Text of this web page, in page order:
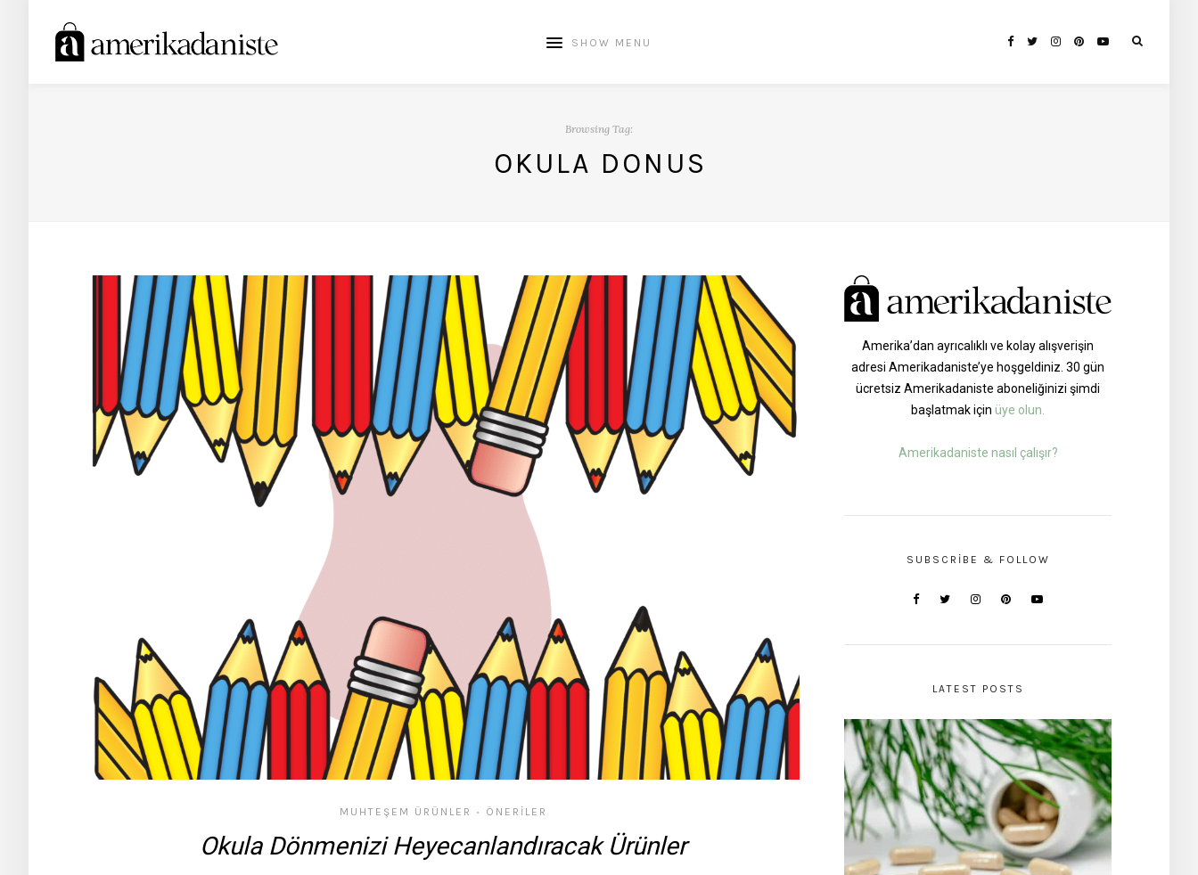
SHOW MENU
Browsing Tag:
OKULA DONUS
MUHTEŞEM ÜRÜNLER • ÖNERILER
Okula Dönmenizi Heyecanlandıracak Ürünler
Amerika’dan ayrıcalıklı ve kolay alışverişin
adresi Amerikadaniste’ye hoşgeldiniz. 30 gün
ücretsiz Amerikadaniste aboneliğinizi şimdi
başlatmak için üye olun.
Amerikadaniste nasıl çalışır?
SUBSCRIBE & FOLLOW
LATEST POSTS